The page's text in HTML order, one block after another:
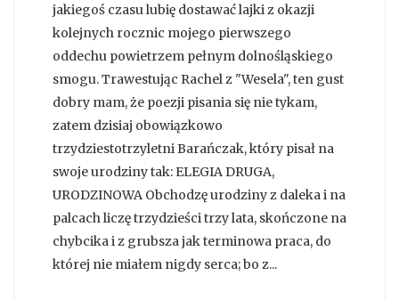
jakiegoś czasu lubię dostawać lajki z okazji
kolejnych rocznic mojego pierwszego
oddechu powietrzem pełnym dolnośląskiego
smogu. Trawestując Rachel z "Wesela", ten gust
dobry mam, że poezji pisania się nie tykam,
zatem dzisiaj obowiązkowo
trzydziestotrzyletni Barańczak, który pisał na
swoje urodziny tak: ELEGIA DRUGA,
URODZINOWA Obchodzę urodziny z daleka i na
palcach liczę trzydzieści trzy lata, skończone na
chybcika i z grubsza jak terminowa praca, do
której nie miałem nigdy serca; bo z...